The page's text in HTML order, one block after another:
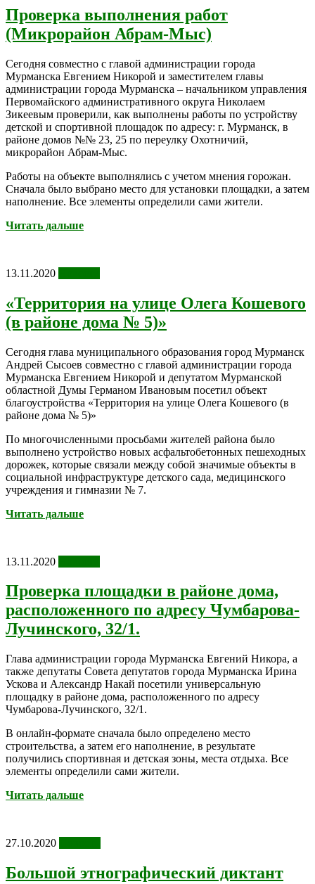
Проверка выполнения работ
(Микрорайон Абрам-Мыс)
Сегодня совместно с главой администрации города
Мурманска Евгением Никорой и заместителем главы
администрации города Мурманска – начальником управления
Первомайского административного округа Николаем
Зикеевым проверили, как выполнены работы по устройству
детской и спортивной площадок по адресу: г. Мурманск, в
районе домов №№ 23, 25 по переулку Охотничий,
микрорайон Абрам-Мыс.
Работы на объекте выполнялись с учетом мнения горожан.
Сначала было выбрано место для установки площадки, а затем
наполнение. Все элементы определили сами жители.
Читать дальше
13.11.2020
«Территория на улице Олега Кошевого
(в районе дома № 5)»
Сегодня глава муниципального образования город Мурманск
Андрей Сысоев совместно с главой администрации города
Мурманска Евгением Никорой и депутатом Мурманской
областной Думы Германом Ивановым посетил объект
благоустройства «Территория на улице Олега Кошевого (в
районе дома № 5)»
По многочисленными просьбами жителей района было
выполнено устройство новых асфальтобетонных пешеходных
дорожек, которые связали между собой значимые объекты в
социальной инфраструктуре детского сада, медицинского
учреждения и гимназии № 7.
Читать дальше
13.11.2020
Проверка площадки в районе дома,
расположенного по адресу Чумбарова-
Лучинского, 32/1.
Глава администрации города Мурманска Евгений Никора, а
также депутаты Совета депутатов города Мурманска Ирина
Ускова и Александр Накай посетили универсальную
площадку в районе дома, расположенного по адресу
Чумбарова-Лучинского, 32/1.
В онлайн-формате сначала было определено место
строительства, а затем его наполнение, в результате
получились спортивная и детская зоны, места отдыха. Все
элементы определили сами жители.
Читать дальше
27.10.2020
Большой этнографический диктант